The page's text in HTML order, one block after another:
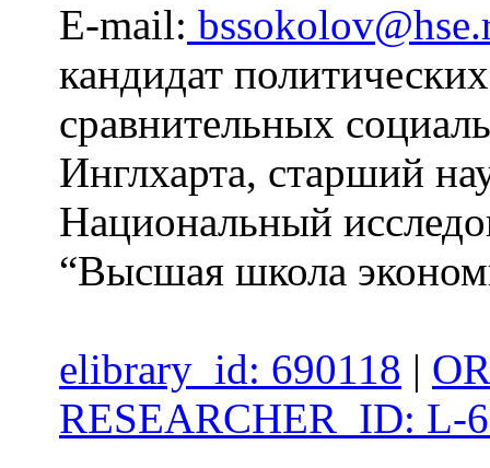
E-mail:
кандидат
сравнительных
Инглхарта, старший
Национальный
“Высшая школа
elibrary_id: 690118 |
RESEARCHER_ID: L-